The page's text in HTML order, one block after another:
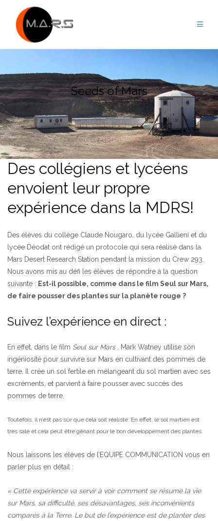
content
Seeds of Mars
Des collégiens et lycéens
envoient leur propre
expérience dans la MDRS!
Des élèves du collège Claude Nougaro, du lycée Gallieni et du
lycée Déodat ont rédigé un protocole qui sera réalisé dans la
Mars Desert Research Station pendant la mission du Crew 293.
Nous avons mis au défi les élèves de répondre à la question
suivante : Est-il possible, comme dans le film Seul sur Mars,
de faire pousser des plantes sur la planète rouge ?
Suivez l’expérience en direct :
En effet, dans le film Seul sur Mars , Mark Watney utilise son
ingéniosité pour survivre sur Mars en cultivant des pommes de
terre. Il crée un sol fertile en mélangeant du sol martien avec ses
excréments, et parvient à faire pousser avec succès des
pommes de terre.
Toutefois, il n’est pas sûr que cela soit réaliste. En effet, le sol martien est
très salé et cela peut être gênant pour le bon développement des plantes.
Nous laissons les élèves de l’EQUIPE COMMUNICATION vous en
parler plus en détail :
« Cette expérience va servir à voir comment se résume la vie
sur Mars, sa difficulté, ses désavantages, ses inconvénients
comparés à la Terre. Le but de l’expérience est de planter des